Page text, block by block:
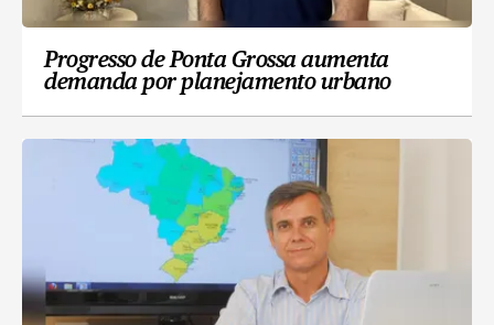
Progresso de Ponta Grossa aumenta
demanda por planejamento urbano